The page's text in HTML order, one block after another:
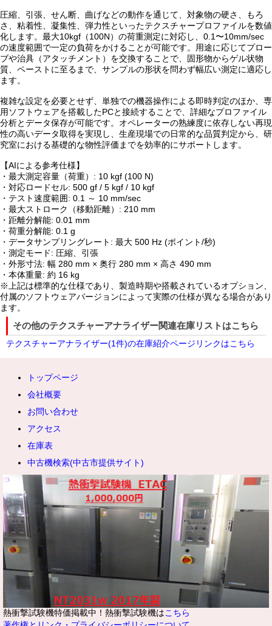
圧縮、引張、せん断、曲げなどの動作を通じて、対象物の硬さ、もろ
さ、粘着性、凝集性、弾力性といったテクスチャープロファイルを数値
化します。最大10kgf（100N）の荷重測定に対応し、0.1〜10mm/sec
の速度範囲で一定の負荷をかけることが可能です。用途に応じてプロー
ブや治具（アタッチメント）を交換することで、固形物からゲル状物
質、ペーストに至るまで、サンプルの形状を問わず幅広い測定に適応し
ます。
複雑な設定を必要とせず、単独での機器操作による即時判定のほか、専
用ソフトウェアを搭載したPCと接続することで、詳細なプロファイル
分析とデータ保存が可能です。オペレーターの熟練度に依存しない再現
性の高いデータ取得を実現し、生産現場での日常的な品質判定から、研
究室における基礎的な物性評価までを効率的にサポートします。
【AIによる参考仕様】
・最大測定容量（荷重）: 10 kgf (100 N)
・対応ロードセル: 500 gf / 5 kgf / 10 kgf
・テスト速度範囲: 0.1 ～ 10 mm/sec
・最大ストローク（移動距離）: 210 mm
・距離分解能: 0.01 mm
・荷重分解能: 0.1 g
・データサンプリングレート: 最大 500 Hz (ポイント/秒)
・測定モード: 圧縮、引張
・外形寸法: 幅 280 mm × 奥行 280 mm × 高さ 490 mm
・本体重量: 約 16 kg
※上記は標準的な仕様であり、製造時期や搭載されているオプション、
付属のソフトウェアバージョンによって実際の仕様が異なる場合があり
ます。
その他のテクスチャーアナライザー関連在庫リストはこちら
テクスチャーアナライザー(1件)の在庫紹介ページリンクはこちら
トップページ
会社概要
お問い合わせ
アクセス
在庫表
中古機検索(中古市提供サイト)
熱衝撃試験機特価掲載中！熱衝撃試験機はこちら